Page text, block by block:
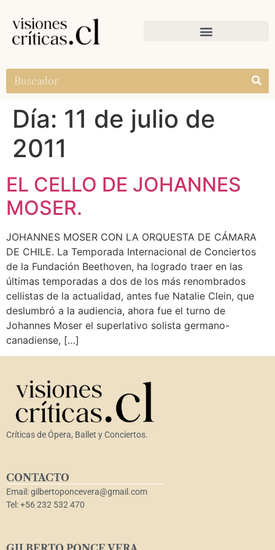
Día: 11 de julio de
2011
EL CELLO DE JOHANNES
MOSER.
JOHANNES MOSER CON LA ORQUESTA DE CÁMARA
DE CHILE. La Temporada Internacional de Conciertos
de la Fundación Beethoven, ha logrado traer en las
últimas temporadas a dos de los más renombrados
cellistas de la actualidad, antes fue Natalie Clein, que
deslumbró a la audiencia, ahora fue el turno de
Johannes Moser el superlativo solista germano-
canadiense, […]
Críticas de Ópera, Ballet y Conciertos.
CONTACTO
Email: gilbertoponcevera@gmail.com
Tel: +56 232 532 470